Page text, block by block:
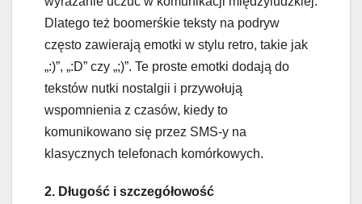
Dlatego też boomerśkie teksty na podryw
często zawierają emotki w stylu retro, takie jak
„:)”, „:D” czy „;)”. Te proste emotki dodają do
tekstów nutki nostalgii i przywołują
wspomnienia z czasów, kiedy to
komunikowano się przez SMS-y na
klasycznych telefonach komórkowych.
2. Długość i szczegółowość